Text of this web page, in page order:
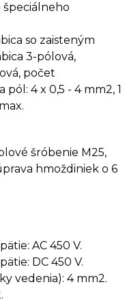
so zaisteným
3-pólová,
počet
4 x 0,5 - 4 mm2, 1
šróbenie M25,
hmoždiniek o 6
AC 450 V.
DC 450 V.
vedenia): 4 mm2.